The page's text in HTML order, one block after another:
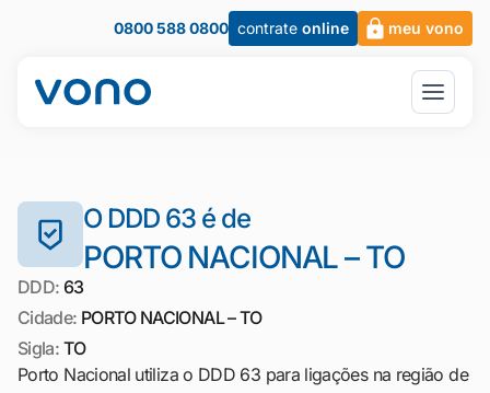
0800 588 0800 contrate online meu vono
O DDD 63 é de
PORTO NACIONAL – TO
DDD: 63
Cidade: PORTO NACIONAL – TO
Sigla: TO
Porto Nacional utiliza o DDD 63 para ligações na região de